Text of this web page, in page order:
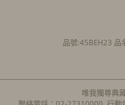
品號:45BEH23 品
唯我獨尊典